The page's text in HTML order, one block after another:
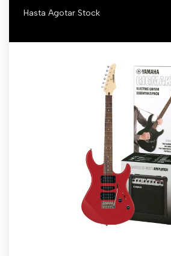
Hasta Agotar Stock